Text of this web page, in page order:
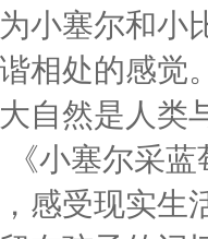
塞尔和小
相处的感觉
自然是人类
小塞尔采
感受现实生